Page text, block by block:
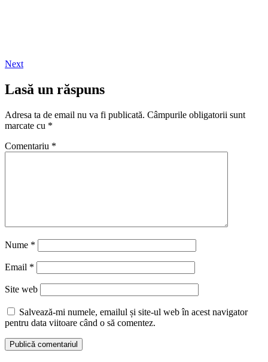
Next
Lasă un răspuns
Adresa ta de email nu va fi publicată. Câmpurile obligatorii sunt
marcate cu *
Comentariu *
Nume *
Email *
Site web
Salvează-mi numele, emailul și site-ul web în acest navigator
pentru data viitoare când o să comentez.